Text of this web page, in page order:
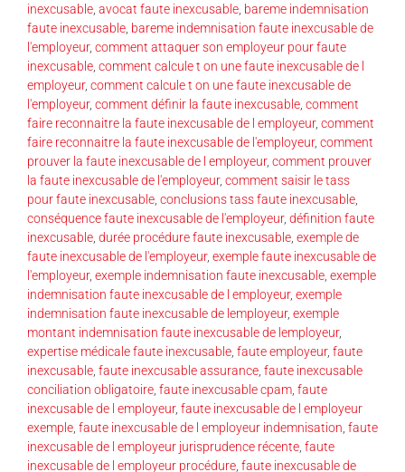
inexcusable avocat faute inexcusable bareme indemnisation
faute inexcusable bareme indemnisation faute inexcusable de
l'employeur, comment attaquer son employeur pour faute
inexcusable comment calcule t on une faute inexcusable de l
employeur, comment calcule t on une faute inexcusable de
l'employeur, comment définir la faute inexcusable comment
faire reconnaitre la faute inexcusable de l employeur, comment
faire reconnaitre la faute inexcusable de l'employeur, comment
prouver la faute inexcusable de l employeur, comment prouver
la faute inexcusable de l'employeur, comment saisir le tass
pour faute inexcusable conclusions tass faute inexcusable
conséquence faute inexcusable de l'employeur, définition faute
inexcusable durée procédure faute inexcusable exemple de
faute inexcusable de l'employeur, exemple faute inexcusable de
l'employeur, exemple indemnisation faute inexcusable exemple
indemnisation faute inexcusable de l employeur, exemple
indemnisation faute inexcusable de lemployeur, exemple
montant indemnisation faute inexcusable de lemployeur,
expertise médicale faute inexcusable faute employeur, faute
inexcusable faute inexcusable assurance faute inexcusable
conciliation obligatoire faute inexcusable cpam faute
inexcusable de l employeur, faute inexcusable de l employeur
exemple faute inexcusable de l employeur indemnisation faute
inexcusable de l employeur jurisprudence récente faute
inexcusable de l employeur procédure faute inexcusable de